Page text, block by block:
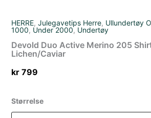
HERRE,Julegavetips Herre, Ullundertøy
1000, Under 2000, Undertøy
Devold Duo Active Merino 205
Lichen/Caviar
kr 799
Størrelse